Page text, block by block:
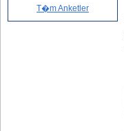
T�m Anketler